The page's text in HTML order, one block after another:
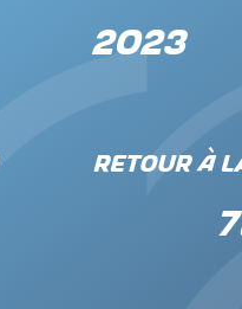
2023
Retour à